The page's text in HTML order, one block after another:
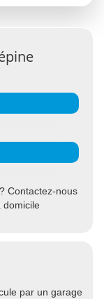
Contactez-nous
domicile
par un garage